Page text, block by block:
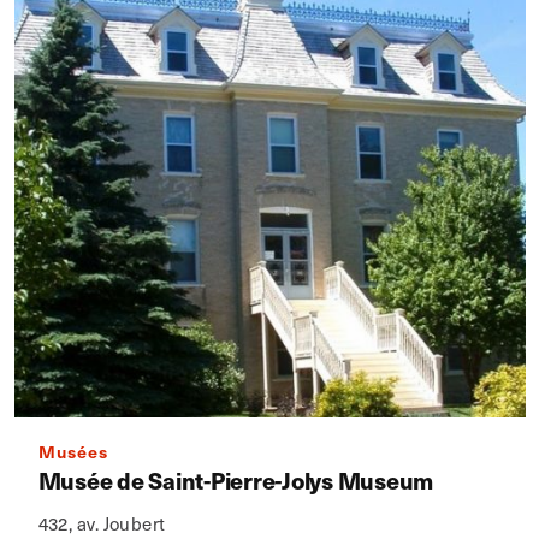
Musées
Musée de Saint-Pierre-Jolys Museum
432, av. Joubert